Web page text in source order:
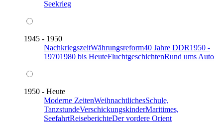
Seekrieg
1945 - 1950
NachkriegszeitWährungsreform40 Jahre DDR1950 -
19701980 bis HeuteFluchtgeschichtenRund ums Auto
1950 - Heute
Moderne ZeitenWeihnachtlichesSchule,
TanzstundeVerschickungskinderMaritimes,
SeefahrtReiseberichteDer vordere Orient